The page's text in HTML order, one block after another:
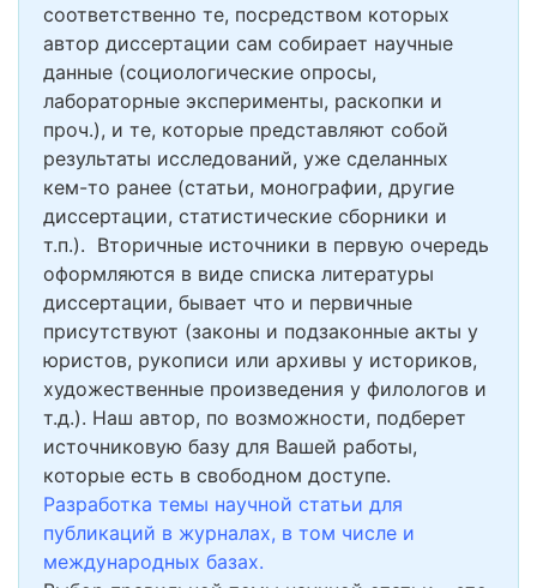
соответственно те, посредством которых
автор диссертации сам собирает научные
данные (социологические опросы,
лабораторные эксперименты, раскопки и
проч.), и те, которые представляют собой
результаты исследований, уже сделанных
кем-то ранее (статьи, монографии, другие
диссертации, статистические сборники и
т.п.). Вторичные источники в первую очередь
оформляются в виде списка литературы
диссертации, бывает что и первичные
присутствуют (законы и подзаконные акты у
юристов, рукописи или архивы у историков,
художественные произведения у филологов и
т.д.). Наш автор, по возможности, подберет
источниковую базу для Вашей работы,
которые есть в свободном доступе.
Разработка темы научной статьи для
публикаций в журналах, в том числе и
международных базах.